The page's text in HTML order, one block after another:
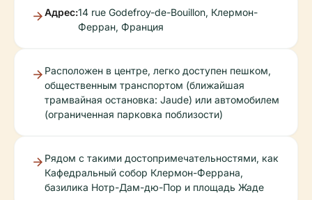
Адрес:14 rue Godefroy-de-Bouillon, Клермон-
Ферран, Франция
Расположен в центре, легко доступен пешком,
общественным транспортом (ближайшая
трамвайная остановка: Jaude) или автомобилем
(ограниченная парковка поблизости)
Рядом с такими достопримечательностями, как
Кафедральный собор Клермон-Феррана,
базилика Нотр-Дам-дю-Пор и площадь Жаде